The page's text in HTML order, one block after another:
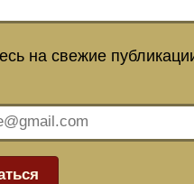
на свежие